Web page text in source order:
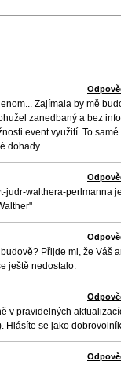
Zajímala by mě
zanedbaný a bez
event.využití. To samé
dohady....
judr-walthera-perlmanna
Přijde mi, že Váš
ještě nedostalo.
v pravidelných
Hlásíte se jako